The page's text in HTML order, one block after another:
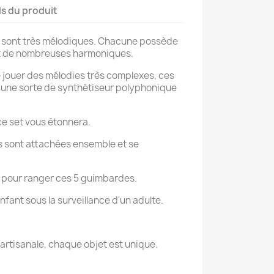
du produit
très mélodiques. Chacune possède
nombreuses harmoniques.
des mélodies très complexes, ces
sorte de synthétiseur polyphonique
set vous étonnera.
attachées ensemble et se
ranger ces 5 guimbardes.
sous la surveillance d'un adulte.
chaque objet est unique.